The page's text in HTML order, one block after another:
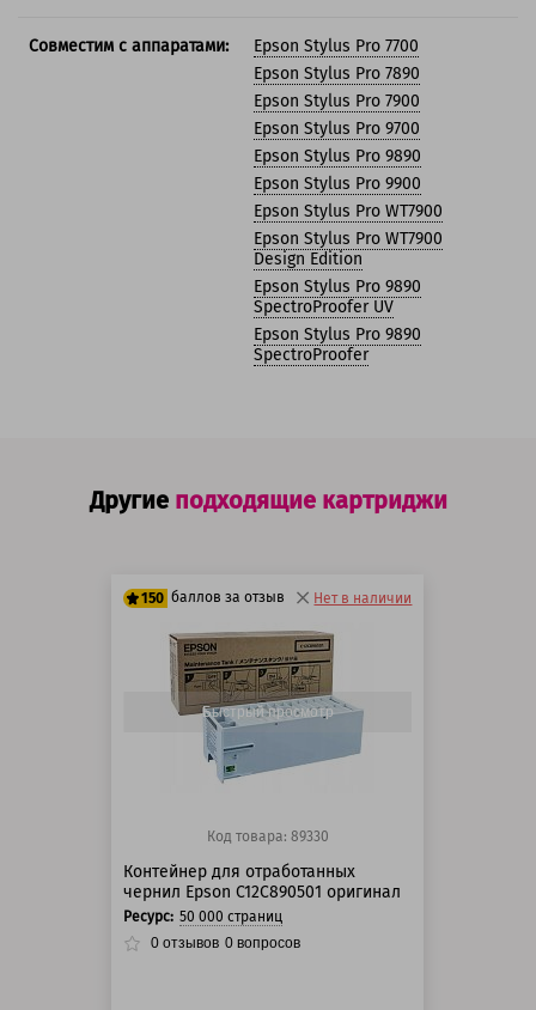
Совместим с аппаратами:
Epson Stylus Pro 7700
Epson Stylus Pro 7890
Epson Stylus Pro 7900
Epson Stylus Pro 9700
Epson Stylus Pro 9890
Epson Stylus Pro 9900
Epson Stylus Pro WT7900
Epson Stylus Pro WT7900
Design Edition
Epson Stylus Pro 9890
SpectroProofer UV
Epson Stylus Pro 9890
SpectroProofer
Другие подходящие картриджи
150 баллов за отзыв
125 баллов
150 баллов
Нет в наличии
Быстрый просмотр
Код товара: 89330
Контейнер для отработанных
чернил Epson C12C890501 оригинал
Ресурс: 50 000 страниц
0 отзывов 0 вопросов